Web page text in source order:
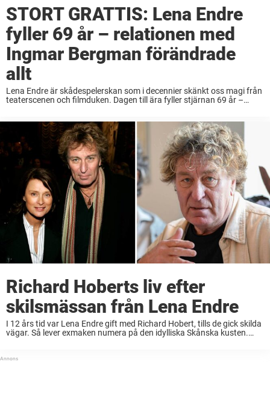
STORT GRATTIS: Lena Endre
fyller 69 år – relationen med
Ingmar Bergman förändrade
allt
Lena Endre är skådespelerskan som i decennier skänkt oss magi från
teaterscenen och filmduken. Dagen till ära fyller stjärnan 69 år –
Richard Hoberts liv efter
skilsmässan från Lena Endre
I 12 års tid var Lena Endre gift med Richard Hobert, tills de gick skilda
vägar. Så lever exmaken numera på den idylliska Skånska kusten.